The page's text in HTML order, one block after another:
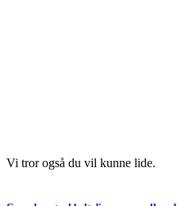
Vi tror også du vil kunne lide.